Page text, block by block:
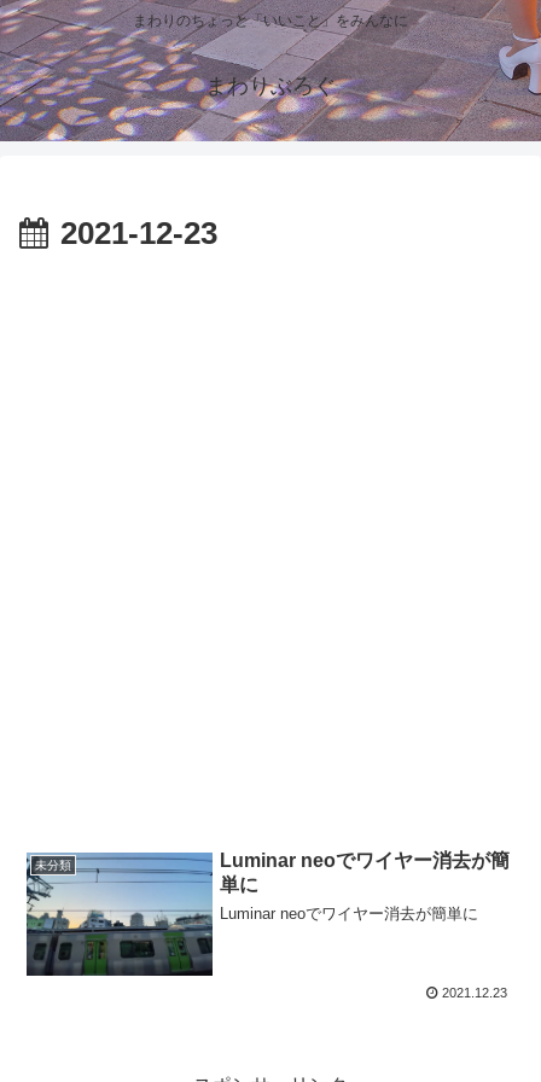
まわりのちょっと「いいこと」をみんなに
まわりぶろぐ
2021-12-23
未分類
Luminar neoでワイヤー消去が簡
単に
Luminar neoでワイヤー消去が簡単に
2021.12.23